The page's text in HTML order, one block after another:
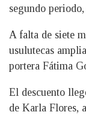
segundo
A falta de siete
usulutecas
portera Fátima
El descuento
de Karla Flores,